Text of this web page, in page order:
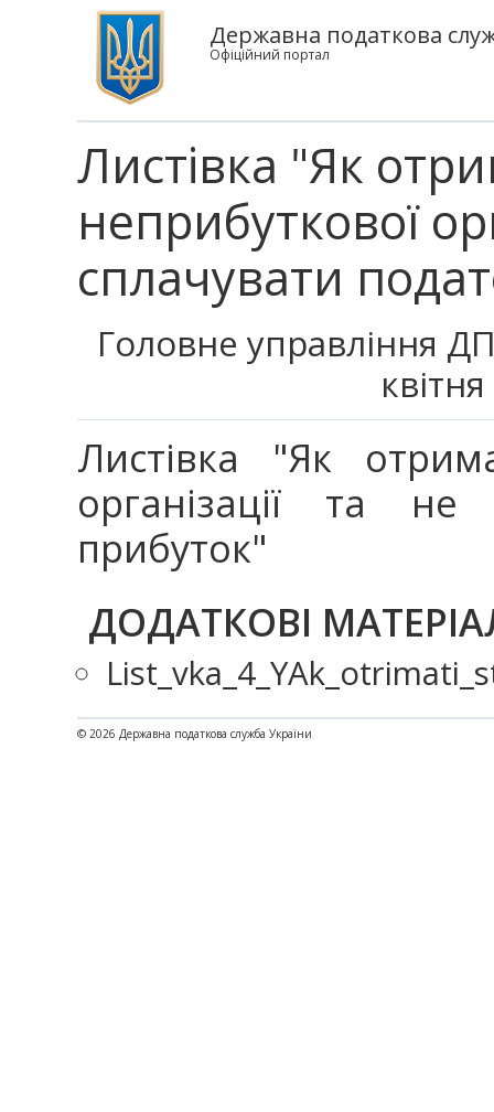
Державна податкова
Офіційний портал
Листівка "Як
неприбуткової
сплачувати
Головне управління
Листівка "Як
організації та
прибуток"
ДОДАТКОВІ
© 2026 Державна податкова служба України